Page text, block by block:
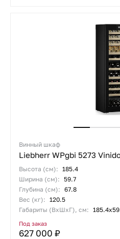
Винный шкаф
Liebherr WPgbi 5273
Высота (см): 185.4
Ширина (см): 59.7
Глубина (см): 67.8
Вес (кг): 120.5
Габариты (ВхШхГ), см:
Под заказ
627 000 ₽